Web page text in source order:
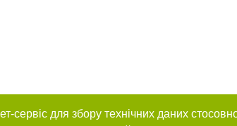
для збору технічних даних